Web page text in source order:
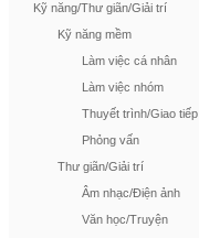
Kỹ năng/Thư giãn/Giải trí
Kỹ năng mềm
Làm việc cá nhân
Làm việc nhóm
Thuyết trình/Giao tiếp
Phỏng vấn
Thư giãn/Giải trí
Âm nhạc/Điện ảnh
Văn học/Truyện